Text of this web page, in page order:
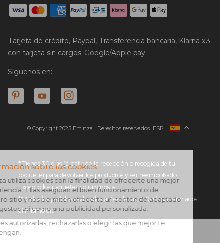
Tarjeta de crédito, Paypal, Transferencia bancaria, Klarna x3
con tarjeta sin cargos, Google/Apple pay
Síguenos en:
© Copyright 2025 Eminza | Derechos reservados |
FRANCIA
ALEMANIA
PAÍSES BAJOS
SUIZA
DANMARK
ESP
* Tienes 30 días (a patir de la recepción o recogida de tu
paquete) para devolver los productos y ser reembolsado.
Excepto los paquetes voluminosos
** Todos los pedidos realizados antes de las 14:00 h son enviados
el mismo día